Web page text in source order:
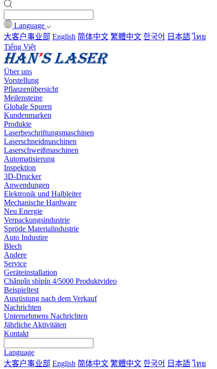
Language
大客户事业部 English 简体中文 繁體中文 한국어 日本語 ไทย
Tiếng Việt
Über uns
Vorstellung
Pflanzenübersicht
Meilensteine
Globale Spuren
Kundenmarken
Produkte
Laserbeschriftungsmaschinen
Laserschneidmaschinen
Laserschweißmaschinen
Automatisierung
Inspektion
3D-Drucker
Anwendungen
Elektronik und Halbleiter
Mechanische Hardware
Neu Energie
Verpackungsindustrie
Spröde Materialindustrie
Auto Industire
Blech
Andere
Service
Geräteinstallation
Chǎnpǐn shìpín 4/5000 Produktvideo
Beispieltest
Ausrüstung nach dem Verkauf
Nachrichten
Unternehmens Nachrichten
Jährliche Aktivitäten
Kontakt
Language
大客户事业部 English 简体中文 繁體中文 한국어 日本語 ไทย